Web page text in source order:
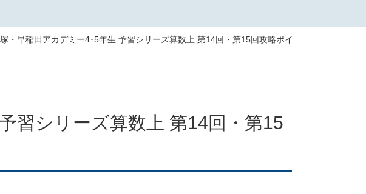
・早稲田アカデミー4･5年生 予習シリーズ算数上 第14回・第15回攻略ポイント
習シリーズ算数上 第14回・第15